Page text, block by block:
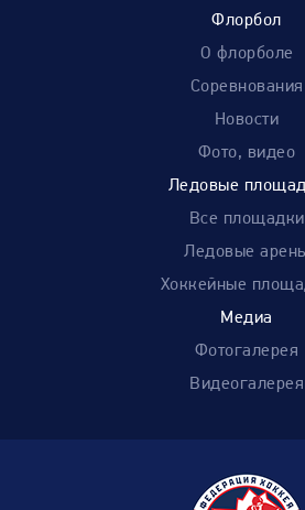
Флорбол
О флорболе
Соревнования
Новости
Фото, видео
Ледовые
Все площадки
Ледовые
Хоккейные
Медиа
Фотогалерея
Видеогалерея